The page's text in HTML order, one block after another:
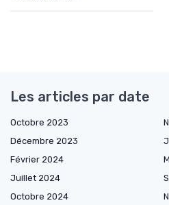
Les articles par date
Octobre 2023
Décembre 2023
Février 2024
Juillet 2024
Octobre 2024